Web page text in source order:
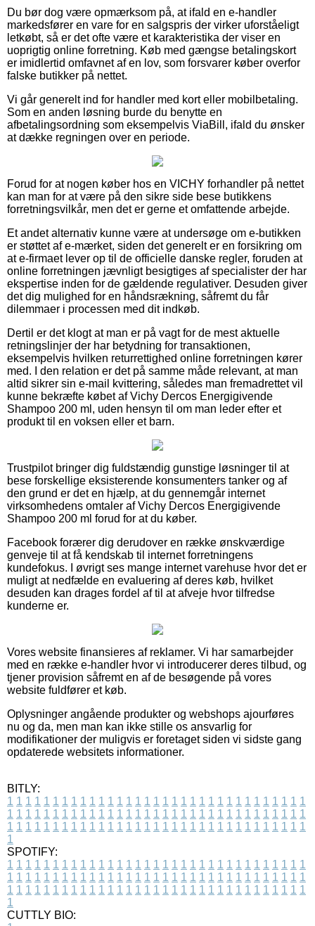
Du bør dog være opmærksom på, at ifald en e-handler
markedsfører en vare for en salgspris der virker uforståeligt
letkøbt, så er det ofte være et karakteristika der viser en
uoprigtig online forretning. Køb med gængse betalingskort
er imidlertid omfavnet af en lov, som forsvarer køber overfor
falske butikker på nettet.
Vi går generelt ind for handler med kort eller mobilbetaling.
Som en anden løsning burde du benytte en
afbetalingsordning som eksempelvis ViaBill, ifald du ønsker
at dække regningen over en periode.
Forud for at nogen køber hos en VICHY forhandler på nettet
kan man for at være på den sikre side bese butikkens
forretningsvilkår, men det er gerne et omfattende arbejde.
Et andet alternativ kunne være at undersøge om e-butikken
er støttet af e-mærket, siden det generelt er en forsikring om
at e-firmaet lever op til de officielle danske regler, foruden at
online forretningen jævnligt besigtiges af specialister der har
ekspertise inden for de gældende regulativer. Desuden giver
det dig mulighed for en håndsrækning, såfremt du får
dilemmaer i processen med dit indkøb.
Dertil er det klogt at man er på vagt for de mest aktuelle
retningslinjer der har betydning for transaktionen,
eksempelvis hvilken returrettighed online forretningen kører
med. I den relation er det på samme måde relevant, at man
altid sikrer sin e-mail kvittering, således man fremadrettet vil
kunne bekræfte købet af Vichy Dercos Energigivende
Shampoo 200 ml, uden hensyn til om man leder efter et
produkt til en voksen eller et barn.
Trustpilot bringer dig fuldstændig gunstige løsninger til at
bese forskellige eksisterende konsumenters tanker og af
den grund er det en hjælp, at du gennemgår internet
virksomhedens omtaler af Vichy Dercos Energigivende
Shampoo 200 ml forud for at du køber.
Facebook forærer dig derudover en række ønskværdige
genveje til at få kendskab til internet forretningens
kundefokus. I øvrigt ses mange internet varehuse hvor det er
muligt at nedfælde en evaluering af deres køb, hvilket
desuden kan drages fordel af til at afveje hvor tilfredse
kunderne er.
Vores website finansieres af reklamer. Vi har samarbejder
med en række e-handler hvor vi introducerer deres tilbud, og
tjener provision såfremt en af de besøgende på vores
website fuldfører et køb.
Oplysninger angående produkter og webshops ajourføres
nu og da, men man kan ikke stille os ansvarlig for
modifikationer der muligvis er foretaget siden vi sidste gang
opdaterede websitets informationer.
BITLY:
1 1 1 1 1 1 1 1 1 1 1 1 1 1 1 1 1 1 1 1 1 1 1 1 1 1 1 1 1 1 1 1 1
1 1 1 1 1 1 1 1 1 1 1 1 1 1 1 1 1 1 1 1 1 1 1 1 1 1 1 1 1 1 1 1 1
1 1 1 1 1 1 1 1 1 1 1 1 1 1 1 1 1 1 1 1 1 1 1 1 1 1 1 1 1 1 1 1 1
1
SPOTIFY:
1 1 1 1 1 1 1 1 1 1 1 1 1 1 1 1 1 1 1 1 1 1 1 1 1 1 1 1 1 1 1 1 1
1 1 1 1 1 1 1 1 1 1 1 1 1 1 1 1 1 1 1 1 1 1 1 1 1 1 1 1 1 1 1 1 1
1 1 1 1 1 1 1 1 1 1 1 1 1 1 1 1 1 1 1 1 1 1 1 1 1 1 1 1 1 1 1 1 1
1
CUTTLY BIO: